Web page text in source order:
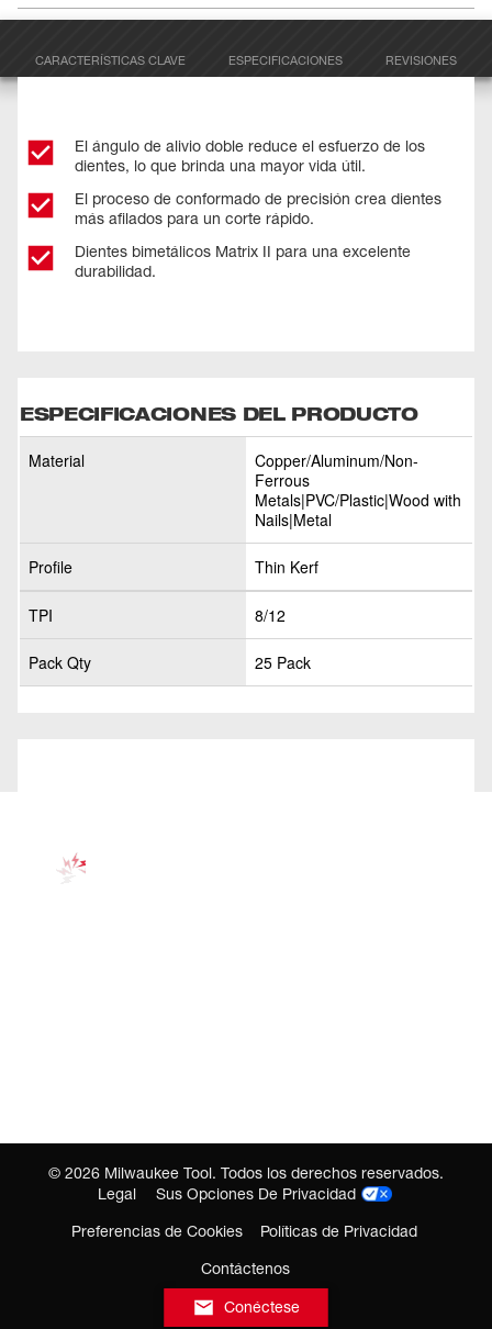
CARACTERÍSTICAS CLAVE ESPECIFICACIONES REVISIONES
El ángulo de alivio doble reduce el esfuerzo de los
dientes, lo que brinda una mayor vida útil.
El proceso de conformado de precisión crea dientes
más afilados para un corte rápido.
Dientes bimetálicos Matrix II para una excelente
durabilidad.
ESPECIFICACIONES DEL PRODUCTO
Material
Copper/Aluminum/Non-
Ferrous
Metals|PVC/Plastic|Wood with
Nails|Metal
Profile Thin Kerf
TPI 8/12
Pack Qty 25 Pack
Conéctese
© 2026 Milwaukee Tool. Todos los derechos reservados.
Legal
Sus Opciones De Privacidad
Preferencias de Cookies
Políticas de Privacidad
Contáctenos